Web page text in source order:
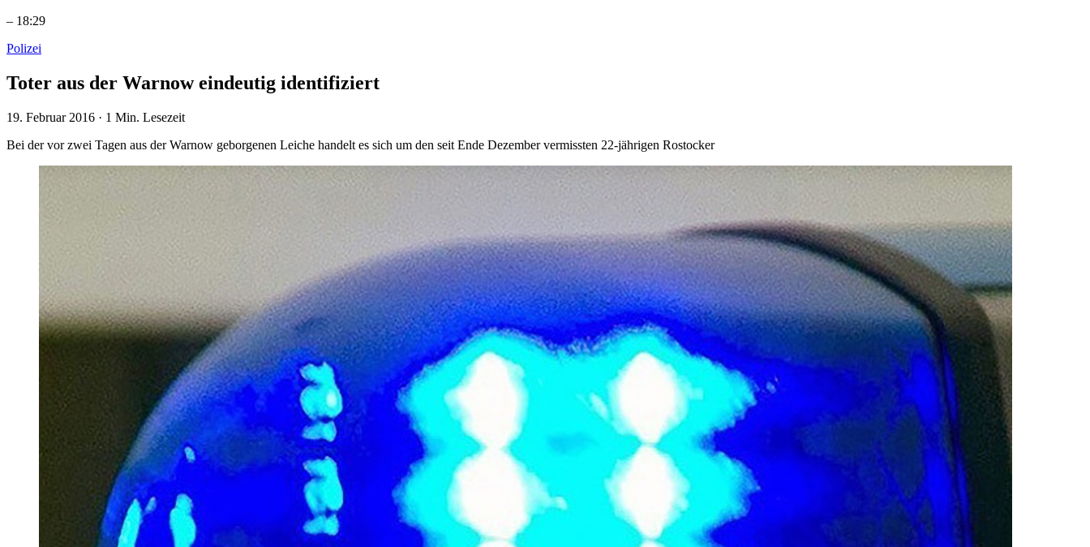
– 18:29
Polizei
Toter aus der Warnow eindeutig identifiziert
19. Februar 2016 · 1 Min. Lesezeit
Bei der vor zwei Tagen aus der Warnow geborgenen Leiche handelt es sich um den seit Ende Dezember vermissten 22-jährigen Rostocker